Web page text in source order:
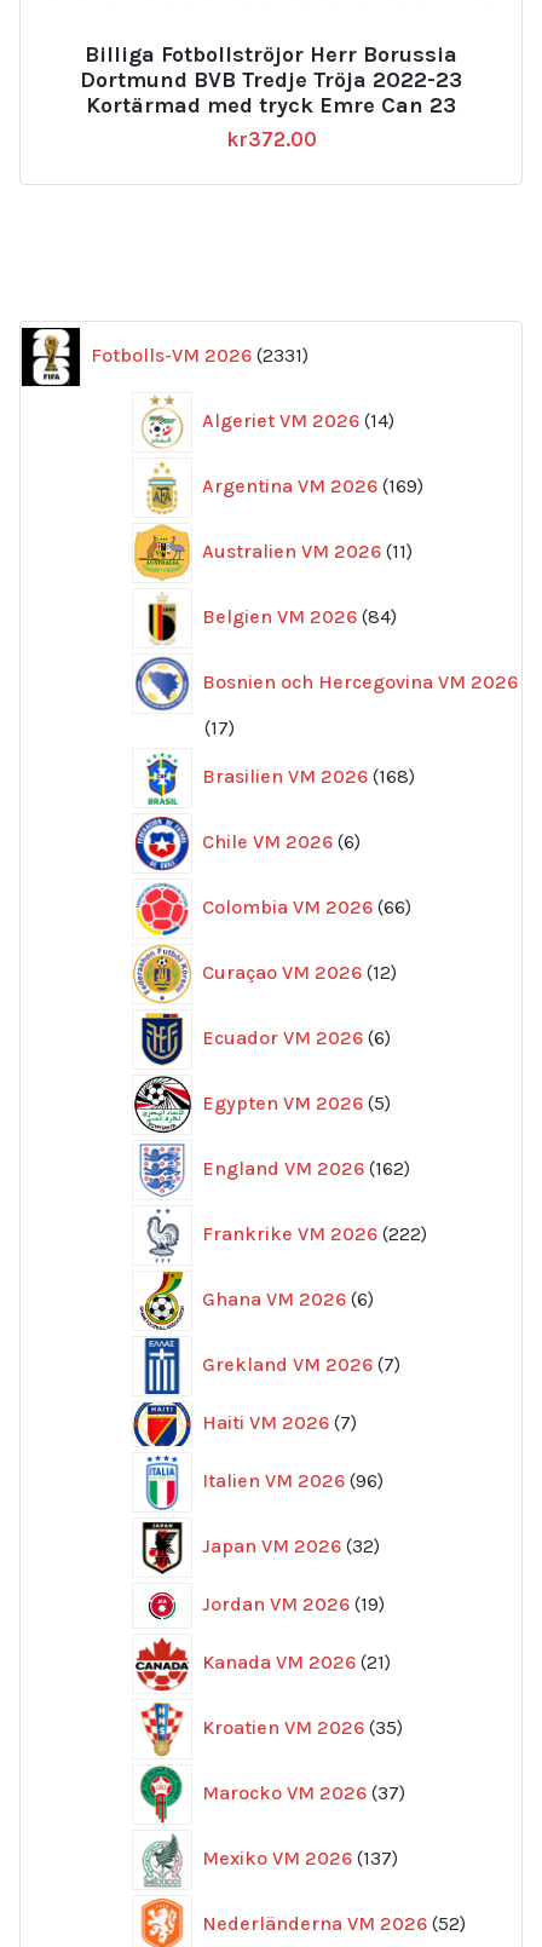
Billiga Fotbollströjor Herr Borussia
Dortmund BVB Tredje Tröja 2022-23
Kortärmad med tryck Emre Can 23
kr372.00
Fotbolls-VM 2026 2331
produkter
Algeriet VM 2026 14
produkter
Argentina VM 2026 169
produkter
Australien VM 2026 11
produkter
Belgien VM 2026 84
produkter
Bosnien och Hercegovina VM 2026
1717
Brasilien VM 2026 168
produkter
Chile VM 2026 6
produkter
Colombia VM 2026 66
produkter
Curaçao VM 2026 12
produkter
Ecuador VM 2026 6
produkter
Egypten VM 2026 5
produkter
England VM 2026 162
produkter
Frankrike VM 2026 222
produkter
Ghana VM 2026 6
produkter
Grekland VM 2026 7
produkter
Haiti VM 2026 77
Italien VM 2026 96
produkter
Japan VM 2026 32
produkter
Jordan VM 2026 1919
Kanada VM 2026 21
produkter
Kroatien VM 2026 35
produkter
Marocko VM 2026 37
produkter
Mexiko VM 2026 137
produkter
Nederländerna VM 2026 52